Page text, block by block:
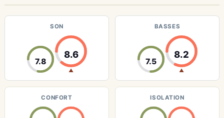
SON
7.8
8.6
▲
BASSES
7.5
8.2
▲
CONFORT ISOLATION